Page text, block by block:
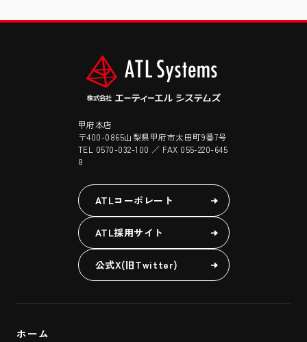
甲府本店
〒400-0865山梨県甲府市太田町9番7号
TEL 0570-032-100 ／ FAX 055-220-645
8
ATLコーポレート
ATL採用サイト
公式X(旧Twitter)
ホーム